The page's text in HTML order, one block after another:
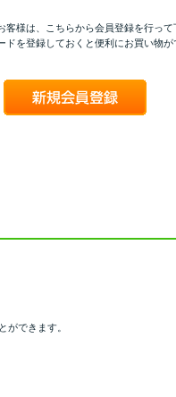
客様は、こちらから会員登録を行って
ドを登録しておくと便利にお買い物が
ができます。